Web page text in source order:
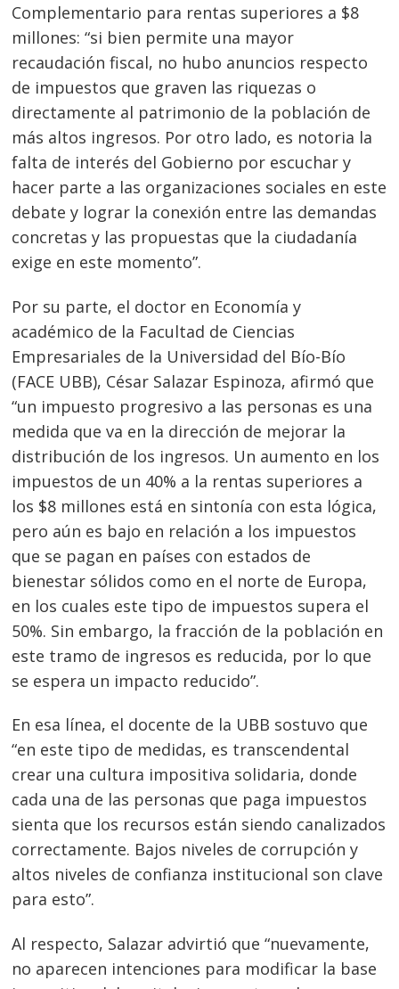
Complementario para rentas superiores a $8
millones: “si bien permite una mayor
recaudación fiscal, no hubo anuncios respecto
de impuestos que graven las riquezas o
directamente al patrimonio de la población de
más altos ingresos. Por otro lado, es notoria la
falta de interés del Gobierno por escuchar y
hacer parte a las organizaciones sociales en este
debate y lograr la conexión entre las demandas
concretas y las propuestas que la ciudadanía
exige en este momento”.
Por su parte, el doctor en Economía y
académico de la Facultad de Ciencias
Empresariales de la Universidad del Bío-Bío
(FACE UBB), César Salazar Espinoza, afirmó que
“un impuesto progresivo a las personas es una
medida que va en la dirección de mejorar la
distribución de los ingresos. Un aumento en los
impuestos de un 40% a la rentas superiores a
los $8 millones está en sintonía con esta lógica,
pero aún es bajo en relación a los impuestos
que se pagan en países con estados de
bienestar sólidos como en el norte de Europa,
en los cuales este tipo de impuestos supera el
50%. Sin embargo, la fracción de la población en
este tramo de ingresos es reducida, por lo que
se espera un impacto reducido”.
En esa línea, el docente de la UBB sostuvo que
“en este tipo de medidas, es transcendental
crear una cultura impositiva solidaria, donde
cada una de las personas que paga impuestos
sienta que los recursos están siendo canalizados
correctamente. Bajos niveles de corrupción y
altos niveles de confianza institucional son clave
para esto”.
Al respecto, Salazar advirtió que “nuevamente,
no aparecen intenciones para modificar la base